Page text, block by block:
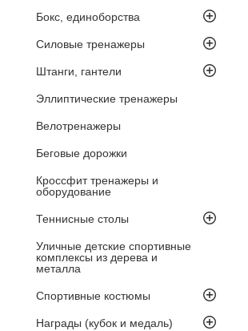
Бокс, единоборства
Силовые тренажеры
Штанги, гантели
Эллиптические тренажеры
Велотренажеры
Беговые дорожки
Кроссфит тренажеры и
оборудование
Теннисные столы
Уличные детские спортивные
комплексы из дерева и
металла
Спортивные костюмы
Награды (кубок и медаль)